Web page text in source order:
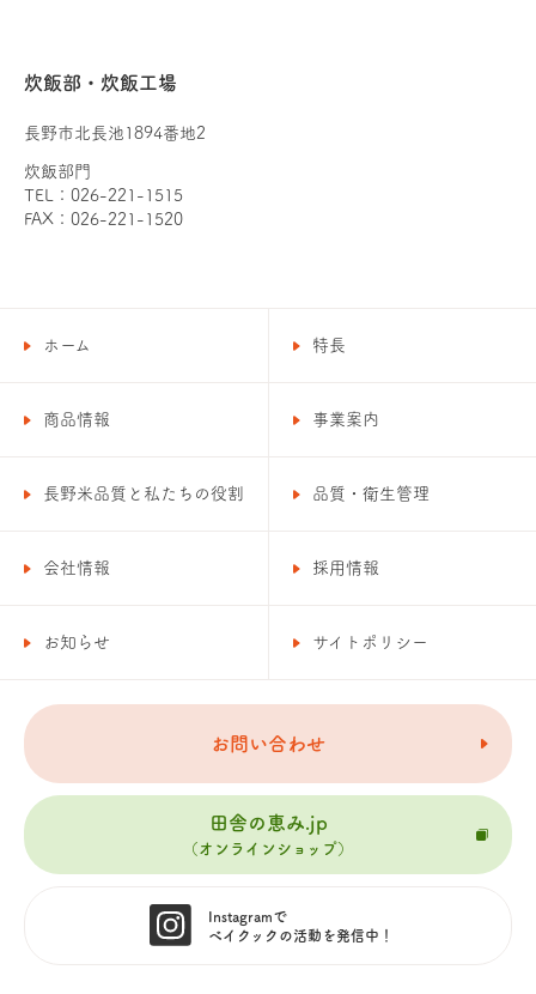
炊飯部・炊飯工場
長野市北長池1894番地2
炊飯部門
TEL：026-221-1515
FAX：026-221-1520
ホーム 特長
商品情報 事業案内
長野米品質と私たちの役割 品質・衛生管理
会社情報 採用情報
お知らせ サイトポリシー
お問い合わせ
田舎の恵み.jp
（オンラインショップ）
Instagramで
ベイクックの活動を発信中！